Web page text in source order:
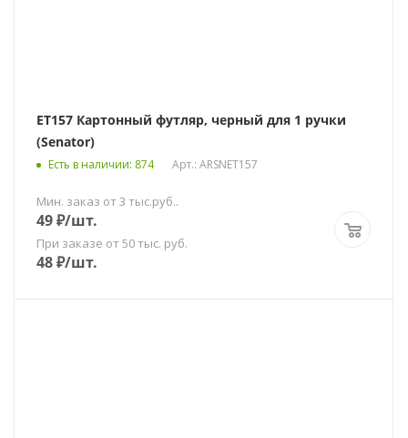
ET157 Картонный футляр, черный для 1 ручки
(Senator)
Есть в наличии: 874 Арт.: ARSNЕТ157
Мин. заказ от 3 тыс.руб..
49₽/шт.
При заказе от 50 тыс. руб.
48₽/шт.